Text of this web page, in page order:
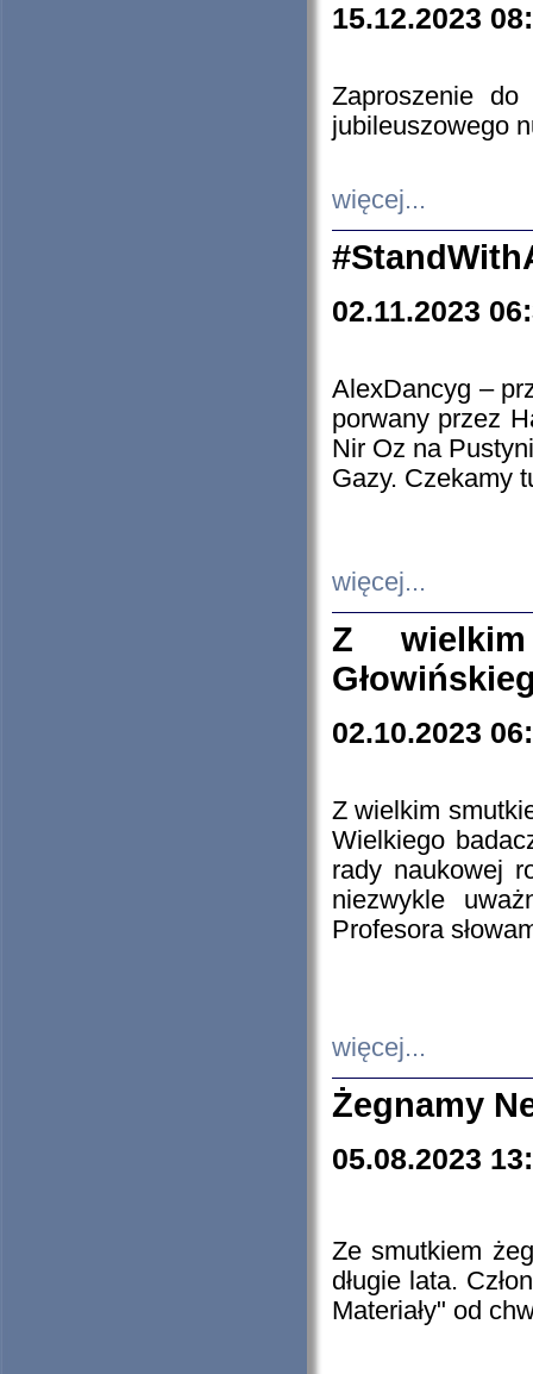
15.12.2023
Zaproszenie do
jubileuszowego
więcej...
02.11.2023
AlexDancyg –
porwany przez
Nir Oz na
Gazy. Czekamy
więcej...
Z
02.10.2023
Z wielkim
Wielkiego
rady naukowej
niezwykle
Profesora
więcej...
Żegnamy
05.08.2023
Ze smutkiem
długie lata.
Materiały" od